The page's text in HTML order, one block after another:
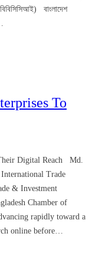
বাংলাদেশ
To
Digital Reach Md.
Trade
& Investment
Chamber of
rapidly toward a
online before…